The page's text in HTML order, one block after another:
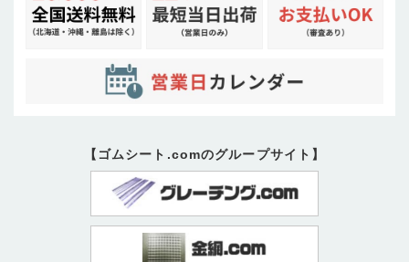
【ゴムシート.comのグループサイト】